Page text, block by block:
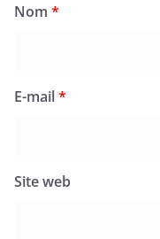
Nom *
E-mail*
Site web